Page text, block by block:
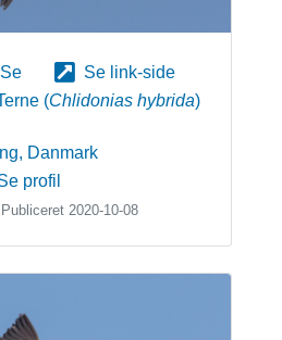
Se
Se link-side
(Chlidonias hybrida)
, Danmark
profil
2020-10-08